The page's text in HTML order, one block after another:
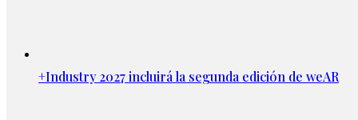
+Industry 2027 incluirá la segunda edición de weAR